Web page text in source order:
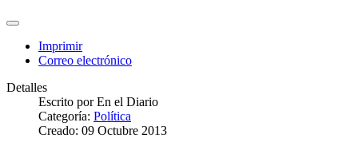
Imprimir
Correo electrónico
Detalles
Escrito porEn el Diario
Categoría: Política
Creado: 09 Octubre 2013